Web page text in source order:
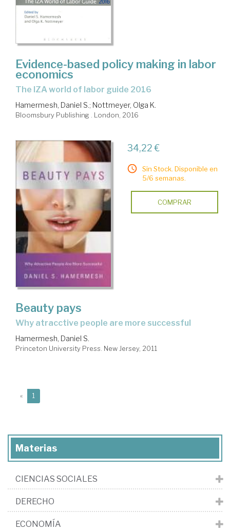
Evidence-based policy making in labor
economics
the IZA world of labor guide 2016
Hamermesh, Daniel S.; Nottmeyer, Olga K.
Bloomsbury Publishing . London, 2016
34,22 €
Sin Stock. Disponible en
5/6 semanas.
COMPRAR
Beauty pays
why atracctive people are more successful
Hamermesh, Daniel S.
Princeton University Press. New Jersey, 2011
« 1
Materias
CIENCIAS SOCIALES
DERECHO
ECONOMÍA